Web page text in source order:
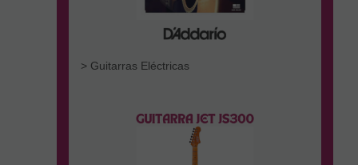
> Guitarras Eléctricas